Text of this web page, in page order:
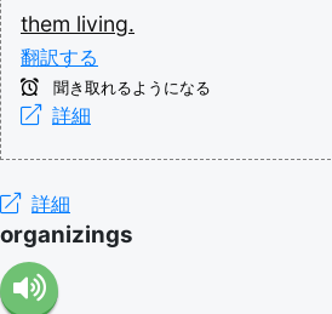
them living.
翻訳する
聞き取れるようになる
詳細
詳細
organizings